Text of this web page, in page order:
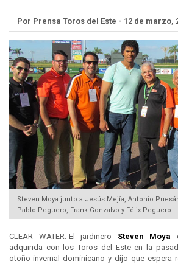
Por Prensa Toros del Este - 12 de marzo,
Steven Moya junto a Jesús Mejía, Antonio
Pablo Peguero, Frank Gonzalvo y Félix Peguero
CLEAR WATER.-El jardinero Steven Moya
adquirida con los Toros del Este en la
otoño-invernal dominicano y dijo que espera